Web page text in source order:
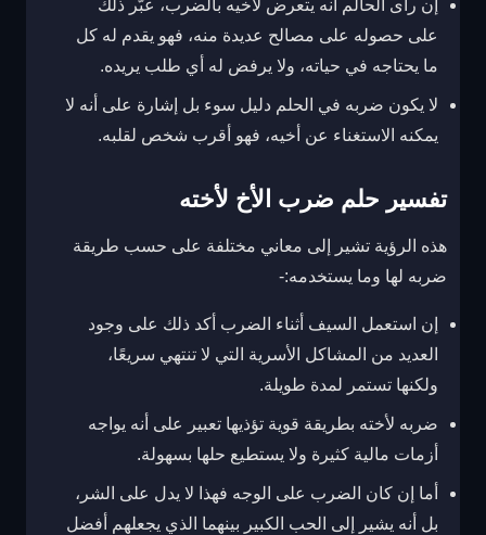
إن رأى الحالم أنه يتعرض لأخيه بالضرب، عبّر ذلك
على حصوله على مصالح عديدة منه، فهو يقدم له كل
ما يحتاجه في حياته، ولا يرفض له أي طلب يريده.
لا يكون ضربه في الحلم دليل سوء بل إشارة على أنه لا
يمكنه الاستغناء عن أخيه، فهو أقرب شخص لقلبه.
تفسير حلم ضرب الأخ لأخته
هذه الرؤية تشير إلى معاني مختلفة على حسب طريقة
ضربه لها وما يستخدمه:-
إن استعمل السيف أثناء الضرب أكد ذلك على وجود
العديد من المشاكل الأسرية التي لا تنتهي سريعًا،
ولكنها تستمر لمدة طويلة.
ضربه لأخته بطريقة قوية تؤذيها تعبير على أنه يواجه
أزمات مالية كثيرة ولا يستطيع حلها بسهولة.
أما إن كان الضرب على الوجه فهذا لا يدل على الشر،
بل أنه يشير إلى الحب الكبير بينهما الذي يجعلهم أفضل